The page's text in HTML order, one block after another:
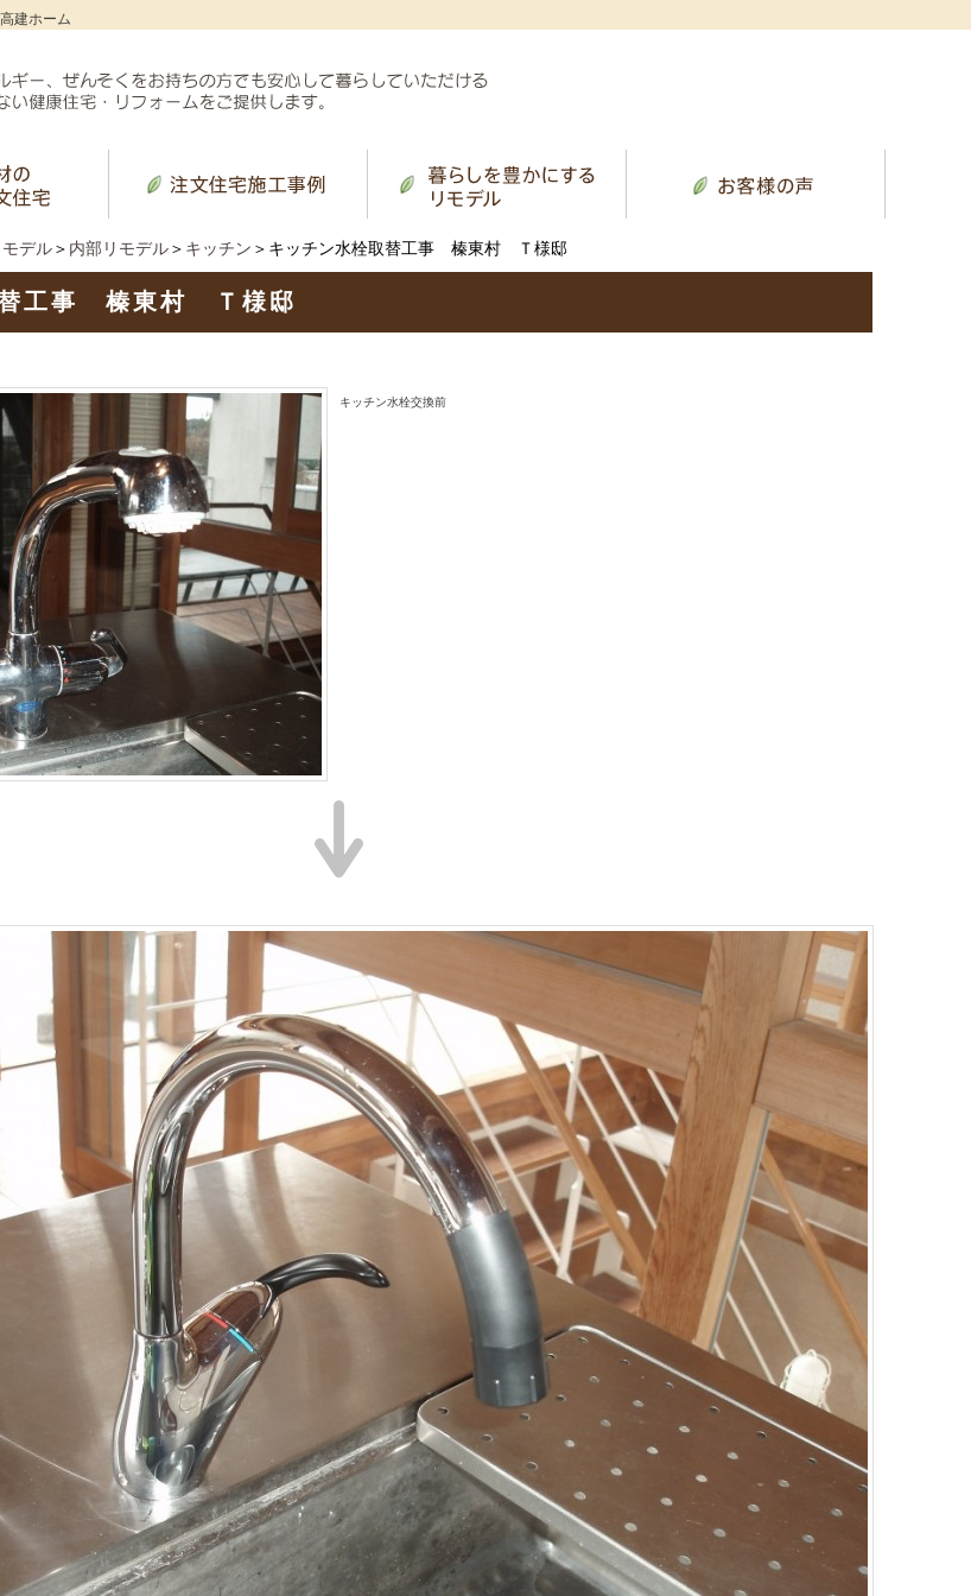
建ホーム
デル ＞ 内部リモデル ＞ キッチン ＞キッチン水栓取替工事 榛東村 Ｔ様邸
替工事 榛東村 Ｔ様邸
キッチン水栓交換前